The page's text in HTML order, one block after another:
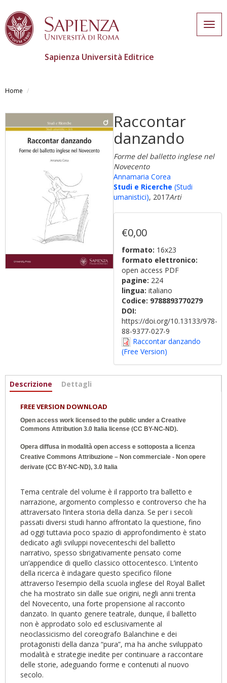
contenuto
Sapienza Università Editrice
Home
Raccontar
danzando
Forme del balletto inglese nel
Novecento
Annamaria Corea
Studi e Ricerche (Studi
umanistici), 2017Arti
€0,00
formato: 16x23
formato elettronico:
open access PDF
pagine: 224
lingua: italiano
Codice: 9788893770279
DOI:
https://doi.org/10.13133/978-
88-9377-027-9
Raccontar danzando
(Free Version)
Informazioni
Descrizione (scheda
Dettagli
FREE VERSION DOWNLOAD
Open access work licensed to the public under a Creative
Commons Attribution 3.0 Italia license (CC BY-NC-ND).
Opera diffusa in modalità open access e sottoposta a licenza
Creative Commons Attribuzione – Non commerciale - Non opere
derivate (CC BY-NC-ND), 3.0 Italia
Tema centrale del volume è il rapporto tra balletto e
narrazione, argomento complesso e controverso che ha
attraversato l’intera storia della danza. Se per i secoli
passati diversi studi hanno affrontato la questione, fino
ad oggi tuttavia poco spazio di approfondimento è stato
dedicato agli sviluppi novecenteschi del balletto
narrativo, spesso sbrigativamente pensato come
un’appendice di quello classico ottocentesco. L’intento
della ricerca è indagare questo specifico filone
attraverso l’esempio della scuola inglese del Royal Ballet
che ha mostrato sin dalle sue origini, negli anni trenta
del Novecento, una forte propensione al racconto
danzato. In quanto genere teatrale, dunque, il balletto
non è approdato solo ed esclusivamente al
neoclassicismo del coreografo Balanchine e dei
protagonisti della danza “pura”, ma ha anche sviluppato
modalità e strategie inedite per continuare a raccontare
delle storie, adeguando forme e contenuti al nuovo
secolo.